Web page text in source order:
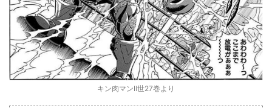
キン肉マンⅡ世27巻より